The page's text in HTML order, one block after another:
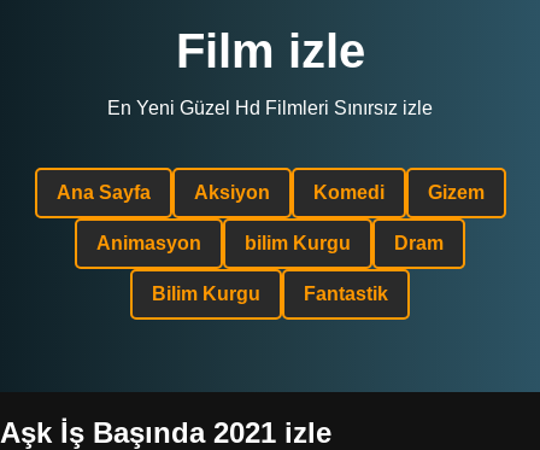
Film izle
En Yeni Güzel Hd Filmleri Sınırsız izle
Ana Sayfa Aksiyon Komedi Gizem
Animasyon bilim Kurgu Dram
Bilim Kurgu Fantastik
Aşk İş Başında 2021 izle